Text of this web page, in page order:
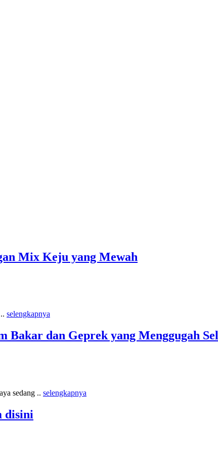
Mix Keju yang Mewah
selengkapnya
Bakar dan Geprek yang Menggugah
sedang .. selengkapnya
disini